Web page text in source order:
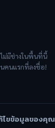
ม่มีช่างในพื้นที่นี้
นคนแรกที่ลงชื่อ!
ไขข้อมูลของคุณ